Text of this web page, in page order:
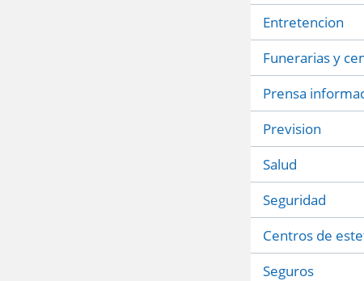
Entretencion
Funerarias y
Prensa
Prevision
Salud
Seguridad
Centros de
Seguros